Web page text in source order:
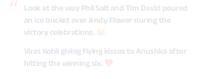
Look at the way Phil Salt and Tim David poured
an ice bucket over Andy Flower during the
victory celebrations.
Virat Kohli giving flying kisses to Anushka after
hitting the winning six.